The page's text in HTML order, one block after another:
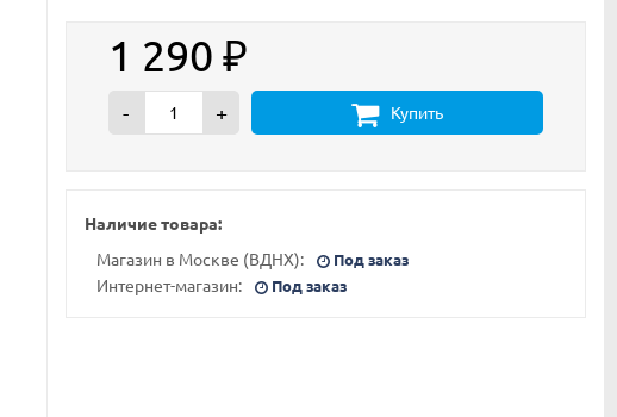
1 290 ₽
- + Купить
Наличие товара:
Магазин в Москве (ВДНХ):
Под заказ
Интернет-магазин: Под заказ